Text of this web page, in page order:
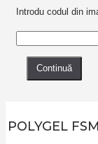
Introdu codul din
Continuă
POLYGEL